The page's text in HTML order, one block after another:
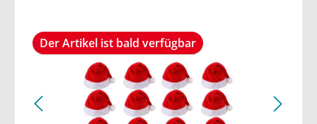
Der Artikel ist bald verfügbar